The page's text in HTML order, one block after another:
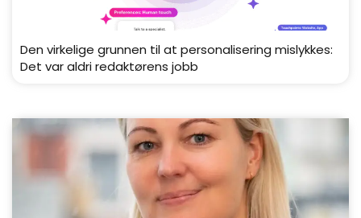
Den virkelige grunnen til at personalisering mislykkes:
Det var aldri redaktørens jobb